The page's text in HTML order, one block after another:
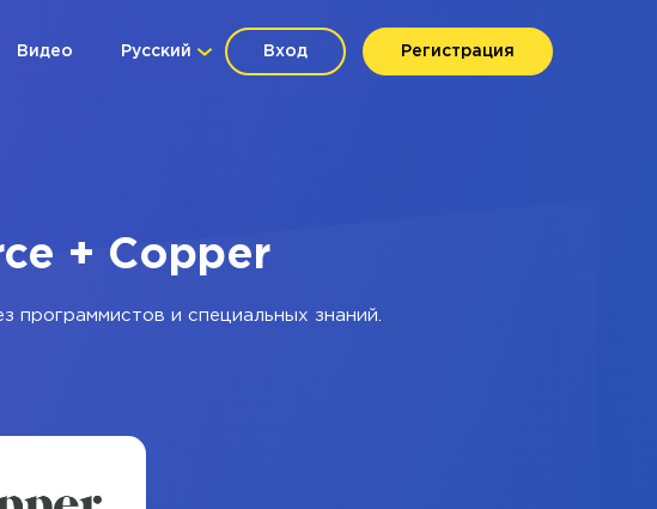
Вход Регистрация
Русский
Видео
+ Copper
программистов и специальных знаний.